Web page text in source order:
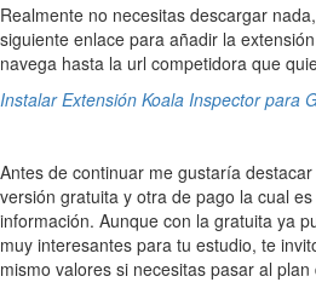
Realmente no necesitas descargar
siguiente enlace para añadir la
navega hasta la url competidora que
Instalar Extensión Koala Inspector para
Antes de continuar me gustaría
versión gratuita y otra de pago la cual
información. Aunque con la gratuita ya
muy interesantes para tu estudio, te
mismo valores si necesitas pasar al plan